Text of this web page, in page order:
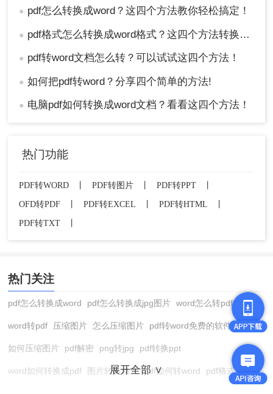
四、通过修改文件后缀名（不推荐）
适用场景：
2、重命名文件：右键点击文件，选择“重命名”选项。
4、打开并编辑：使用Word软件打开修改后的文件，并
根据需要进行编辑和调整。
总结
的方法介绍了。将PDF转换
● pdf怎么转换成word？这四个方法教你轻松搞定！
● pdf格式怎么转换成word格式？这四个方法转换效率很高！
● pdf转word文档怎么转？可以试试这四个方法！
● 如何把pdf转word？分享四个简单的方法!
● 电脑pdf如何转换成word文档？看看这四个方法！
热门功能
PDF转WORD PDF转图片 PDF转PPT
OFD转PDF
PDF转EXCEL PDF转HTML
PDF转TXT
热门关注
pdf怎么转换成word pdf怎么转换成jpg图片 word怎么转pdf
word转pdf 压缩图片 怎么压缩图片 pdf转word免费的软件
如何压缩图片 pdf解密 png转jpg pdf转换ppt
word如何转换成pdf 图片转换格式 pdf如何转word pdf格式转换
展开全部 ∨